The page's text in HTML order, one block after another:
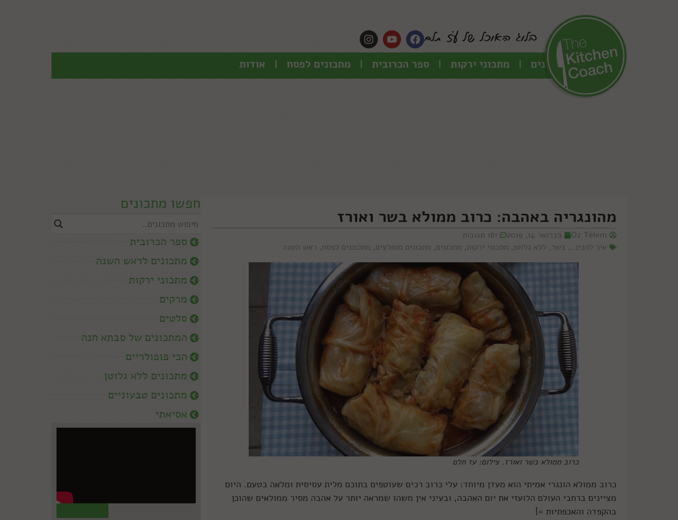
כל המתכונים מתכוני ירקות ספר הכרובית מתכונים לפסח אודות
חפשו מתכונים
ספר הכרובית
מתכונים לראש השנה
מתכוני ירקות
מרקים
סלטים
המתכונים של סבתא חנה
הכי פופולריים
מתכונים ללא גלוטן
מתכונים טבעוניים
אסיאתי
מהונגריה באהבה: כרוב ממולא בשר ואורז
Oz Telem פברואר 14, 2019
161 תגובות
איך להכין.., בשר, ללא גלוטן, מתכוני ירקות, מתכונים, מתכונים מומלצים, מתכוננים לפסח, ראש השנה
כרוב ממולא בשר ואורז. צילום: עז תלם
כרוב ממולא הונגרי אמיתי הוא מעדן מיוחד: עלי כרוב רכים שעוטפים בתוכם מלית עסיסית ומלאה בטעם. היום
מציינים ברחבי העולם הלועזי את יום האהבה, ובעיני אין משהו שמראה יותר על אהבה מסיר ממולאים שהוכן
בהקפדה והאכפתיות =]